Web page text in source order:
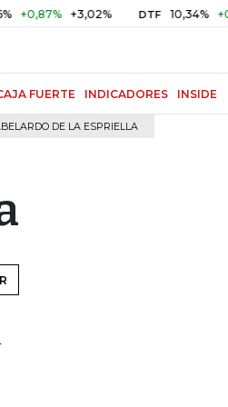
+3,02% DTF 10,34% +0,10%
FUERTE INDICADORES INSIDE
DE LA ESPRIELLA